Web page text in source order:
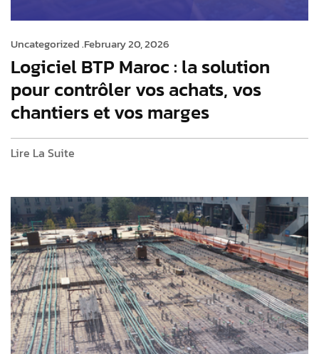
Uncategorized .February 20, 2026
Logiciel BTP Maroc : la solution
pour contrôler vos achats, vos
chantiers et vos marges
Lire La Suite